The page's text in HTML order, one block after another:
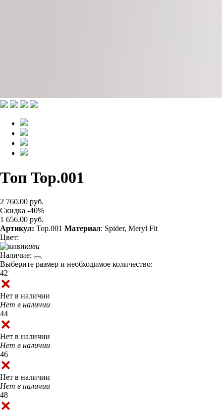
Топ Top.001
2 760.00 руб.
Скидка -40%
1 656.00 руб.
Артикул: Top.001 Материал: Spider, Meryl Fit
Цвет:
киви
Наличие:
Выберите размер и необходимое количество:
42
Нет в наличии
Нет в наличии
44
Нет в наличии
Нет в наличии
46
Нет в наличии
Нет в наличии
48